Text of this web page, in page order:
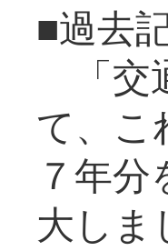
■過去
「交
て、こ
７年
大